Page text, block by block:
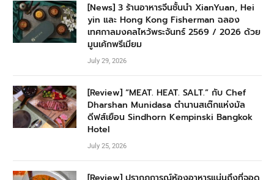
[News] 3 ร้านอาหารจีนชั้นนำ XianYuan, Hei
yin และ Hong Kong Fisherman ฉลอง
เทศกาลมงคลไหว้พระจันทร์ 2569 / 2026 ด้วย
มูนเค้กพรีเมียม
July 29, 2026
[Review] “MEAT. HEAT. SALT.” กับ Chef
Dharshan Munidasa ตำนานสเต๊กแห่งมัล
ดีฟส์เยือน Sindhorn Kempinski Bangkok
Hotel
July 25, 2026